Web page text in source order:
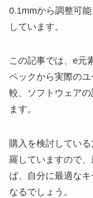
0.1mmから調整可
しています。
この記事では、e元
ペックから実際の
較、ソフトウェア
ます。
購入を検討してい
羅していますので
ば、自分に最適な
なるでしょう。